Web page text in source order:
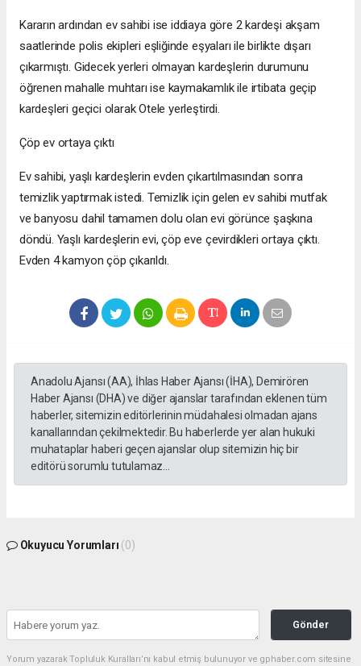
Kararın ardından ev sahibi ise iddiaya göre 2 kardeşi akşam
saatlerinde polis ekipleri eşliğinde eşyaları ile birlikte dışarı
çıkarmıştı. Gidecek yerleri olmayan kardeşlerin durumunu
öğrenen mahalle muhtarı ise kaymakamlık ile irtibata geçip
kardeşleri geçici olarak Otele yerleştirdi.
Çöp ev ortaya çıktı
Ev sahibi, yaşlı kardeşlerin evden çıkartılmasından sonra
temizlik yaptırmak istedi. Temizlik için gelen ev sahibi mutfak
ve banyosu dahil tamamen dolu olan evi görünce şaşkına
döndü. Yaşlı kardeşlerin evi, çöp eve çevirdikleri ortaya çıktı.
Evden 4 kamyon çöp çıkarıldı.
Anadolu Ajansı (AA), İhlas Haber Ajansı (İHA), Demirören
Haber Ajansı (DHA) ve diğer ajanslar tarafından eklenen tüm
haberler, sitemizin editörlerinin müdahalesi olmadan ajans
kanallarından çekilmektedir. Bu haberlerde yer alan hukuki
muhataplar haberi geçen ajanslar olup sitemizin hiç bir
editörü sorumlu tutulamaz...
Okuyucu Yorumları (0)
Gönder
Yorum yazarak Topluluk Kuralları’nı kabul etmiş bulunuyor ve gphaber.com sitesine